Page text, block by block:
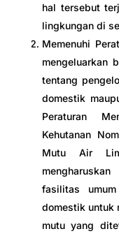
hal tersebut
lingkungan di
Memenuhi
mengeluarkan
tentang
domestik
Peraturan
Kehutanan
Mutu Air
fasilitas
domestik untuk
mutu yang